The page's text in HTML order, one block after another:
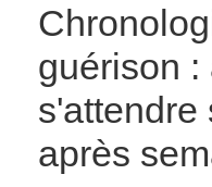
guérison :
s'attendre
après